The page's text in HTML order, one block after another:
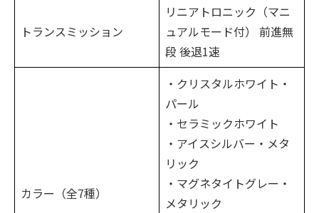
トランスミッション
リニアトロニック（マニ
ュアルモード付） 前進無
段 後退1速
カラー（全7種）
・クリスタルホワイト・
パール
・セラミックホワイト
・アイスシルバー・メタ
リック
・マグネタイトグレー・
メタリック